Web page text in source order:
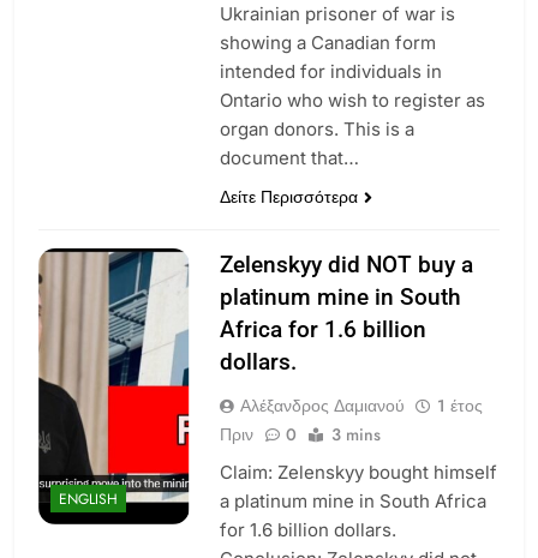
Ukrainian prisoner of war is
showing a Canadian form
intended for individuals in
Ontario who wish to register as
organ donors. This is a
document that…
Δείτε Περισσότερα
ENGLISH
Zelenskyy did NOT buy a
platinum mine in South
Africa for 1.6 billion
dollars.
Αλέξανδρος Δαμιανού
1 έτος
Πριν
0 3 mins
Claim: Zelenskyy bought himself
a platinum mine in South Africa
for 1.6 billion dollars.